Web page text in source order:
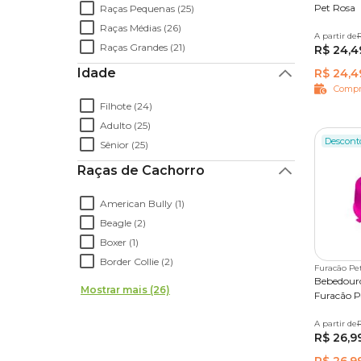
Por outro lado, se você é tutor de um cachorro
cães com perfil baixo. Dessa maneira, você evita
acessório.
Sobre a pelagem, existem modelos de
que o pet chegue no fundo para conseguir se
exemplo, pode resultar em problemas
Bebedouro para cachorro com preço
bebedouro para cachorro com
está no lugar certo.
No pet shop online da Cobasi tem bebedouro
de comedouros
para cães com
Raças Pequenas (25)
Raças Médias (26)
Raças Grandes (21)
Idade
Filhote (24)
Adulto (25)
Sênior (25)
Raças de Cachorro
American Bully (1)
Beagle (2)
Boxer (1)
Border Collie (2)
Mostrar mais (26)
Pet Rosa
500 ml
A partir de
R$
R$
Furacão
Furacão
1 L
A partir de
R$